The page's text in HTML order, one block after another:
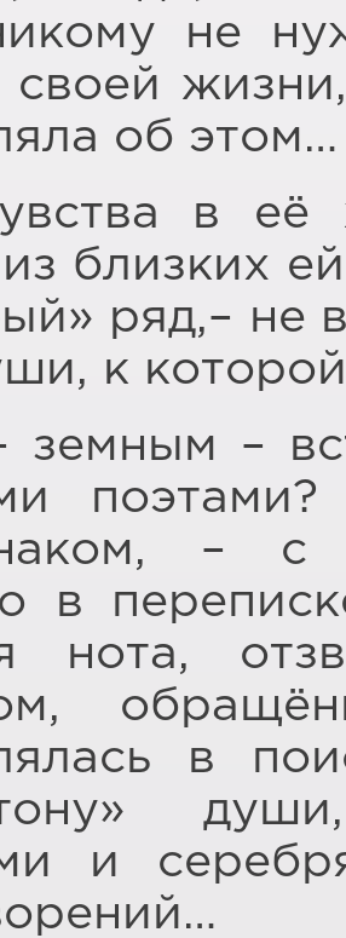
не
своей
об этом…
в её
близких
ряд,– не
к
земным –
– с
в
нота,
в
и